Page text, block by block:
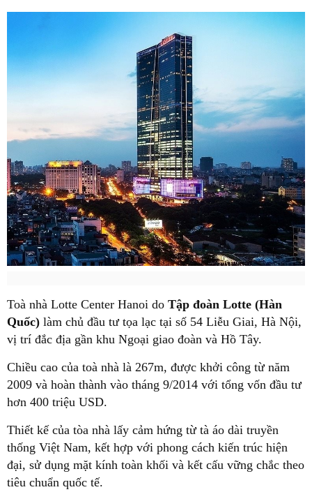
Toà nhà Lotte Center Hanoi do Tập đoàn Lotte (Hàn
Quốc) làm chủ đầu tư tọa lạc tại số 54 Liễu Giai, Hà Nội,
vị trí đắc địa gần khu Ngoại giao đoàn và Hồ Tây.
Chiều cao của toà nhà là 267m, được khởi công từ năm
2009 và hoàn thành vào tháng 9/2014 với tổng vốn đầu tư
hơn 400 triệu USD.
Thiết kế của tòa nhà lấy cảm hứng từ tà áo dài truyền
thống Việt Nam, kết hợp với phong cách kiến trúc hiện
đại, sử dụng mặt kính toàn khối và kết cấu vững chắc theo
tiêu chuẩn quốc tế.